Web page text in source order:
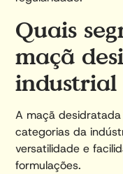
Quais
maçã
industrial
A maçã
categorias da
versatilidade e
formulações.